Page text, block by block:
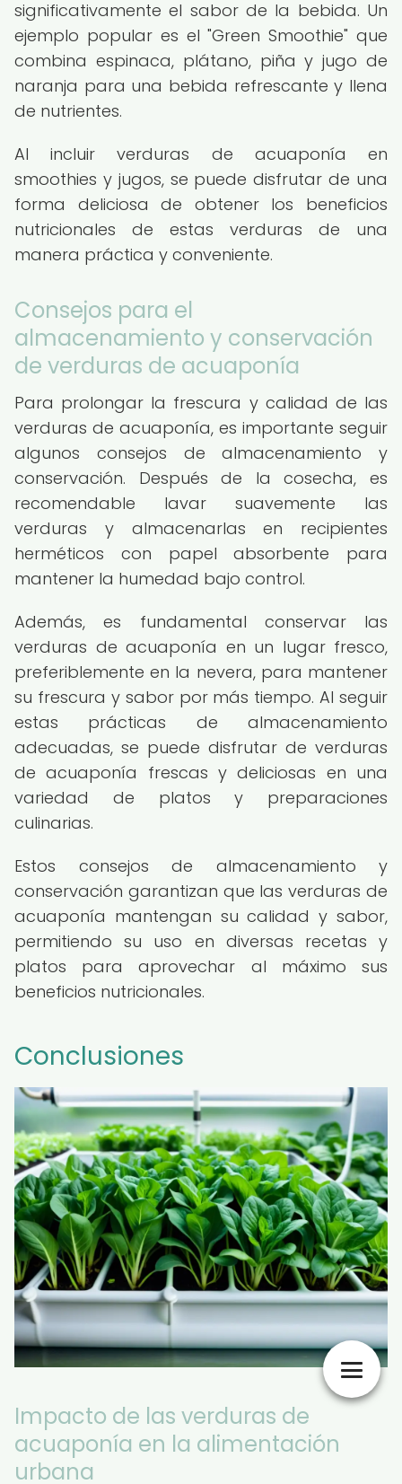
significativamente el sabor de la bebida. Un
ejemplo popular es el "Green Smoothie" que
combina espinaca, plátano, piña y jugo de
naranja para una bebida refrescante y llena
de nutrientes.
Al incluir verduras de acuaponía en
smoothies y jugos, se puede disfrutar de una
forma deliciosa de obtener los beneficios
nutricionales de estas verduras de una
manera práctica y conveniente.
Consejos para el
almacenamiento y conservación
de verduras de acuaponía
Para prolongar la frescura y calidad de las
verduras de acuaponía, es importante seguir
algunos consejos de almacenamiento y
conservación. Después de la cosecha, es
recomendable lavar suavemente las
verduras y almacenarlas en recipientes
herméticos con papel absorbente para
mantener la humedad bajo control.
Además, es fundamental conservar las
verduras de acuaponía en un lugar fresco,
preferiblemente en la nevera, para mantener
su frescura y sabor por más tiempo. Al seguir
estas prácticas de almacenamiento
adecuadas, se puede disfrutar de verduras
de acuaponía frescas y deliciosas en una
variedad de platos y preparaciones
culinarias.
Estos consejos de almacenamiento y
conservación garantizan que las verduras de
acuaponía mantengan su calidad y sabor,
permitiendo su uso en diversas recetas y
platos para aprovechar al máximo sus
beneficios nutricionales.
Conclusiones
Impacto de las verduras de
acuaponía en la alimentación
urbana